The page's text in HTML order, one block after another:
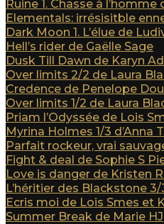
Ruine 1. Chasse à l’homme
Elementals: irrésisitble
Dark Moon 1. L’élue de
Hell’s rider de Gaëlle Sage
Dusk Till Dawn de Karyn
Over limits 2/2 de Laura
Credence de Penelope
Over limits 1/2 de Laura
Priam l’Odyssée de Lois
Myrina Holmes 1/3 d’Anna
Parfait rockeur, vrai
Fight & deal de Sophie S
Love is danger de Kristen
L’héritier des Blackstone
Ecris moi de Lois Smes et
Summer Break de Marie HJ